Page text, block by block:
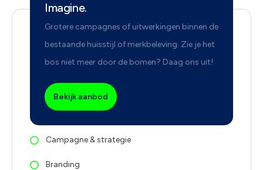
Imagine.
Grotere campagnes of uitwerkingen binnen de
bestaande huisstijl of merkbeleving. Zie je het
bos niet meer door de bomen? Daag ons uit!
Bekijk aanbod
Campagne & strategie
Branding